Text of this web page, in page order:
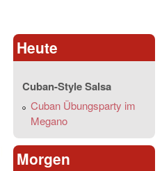
Heute
Cuban-Style Salsa
Cuban Übungsparty im
Megano
Morgen